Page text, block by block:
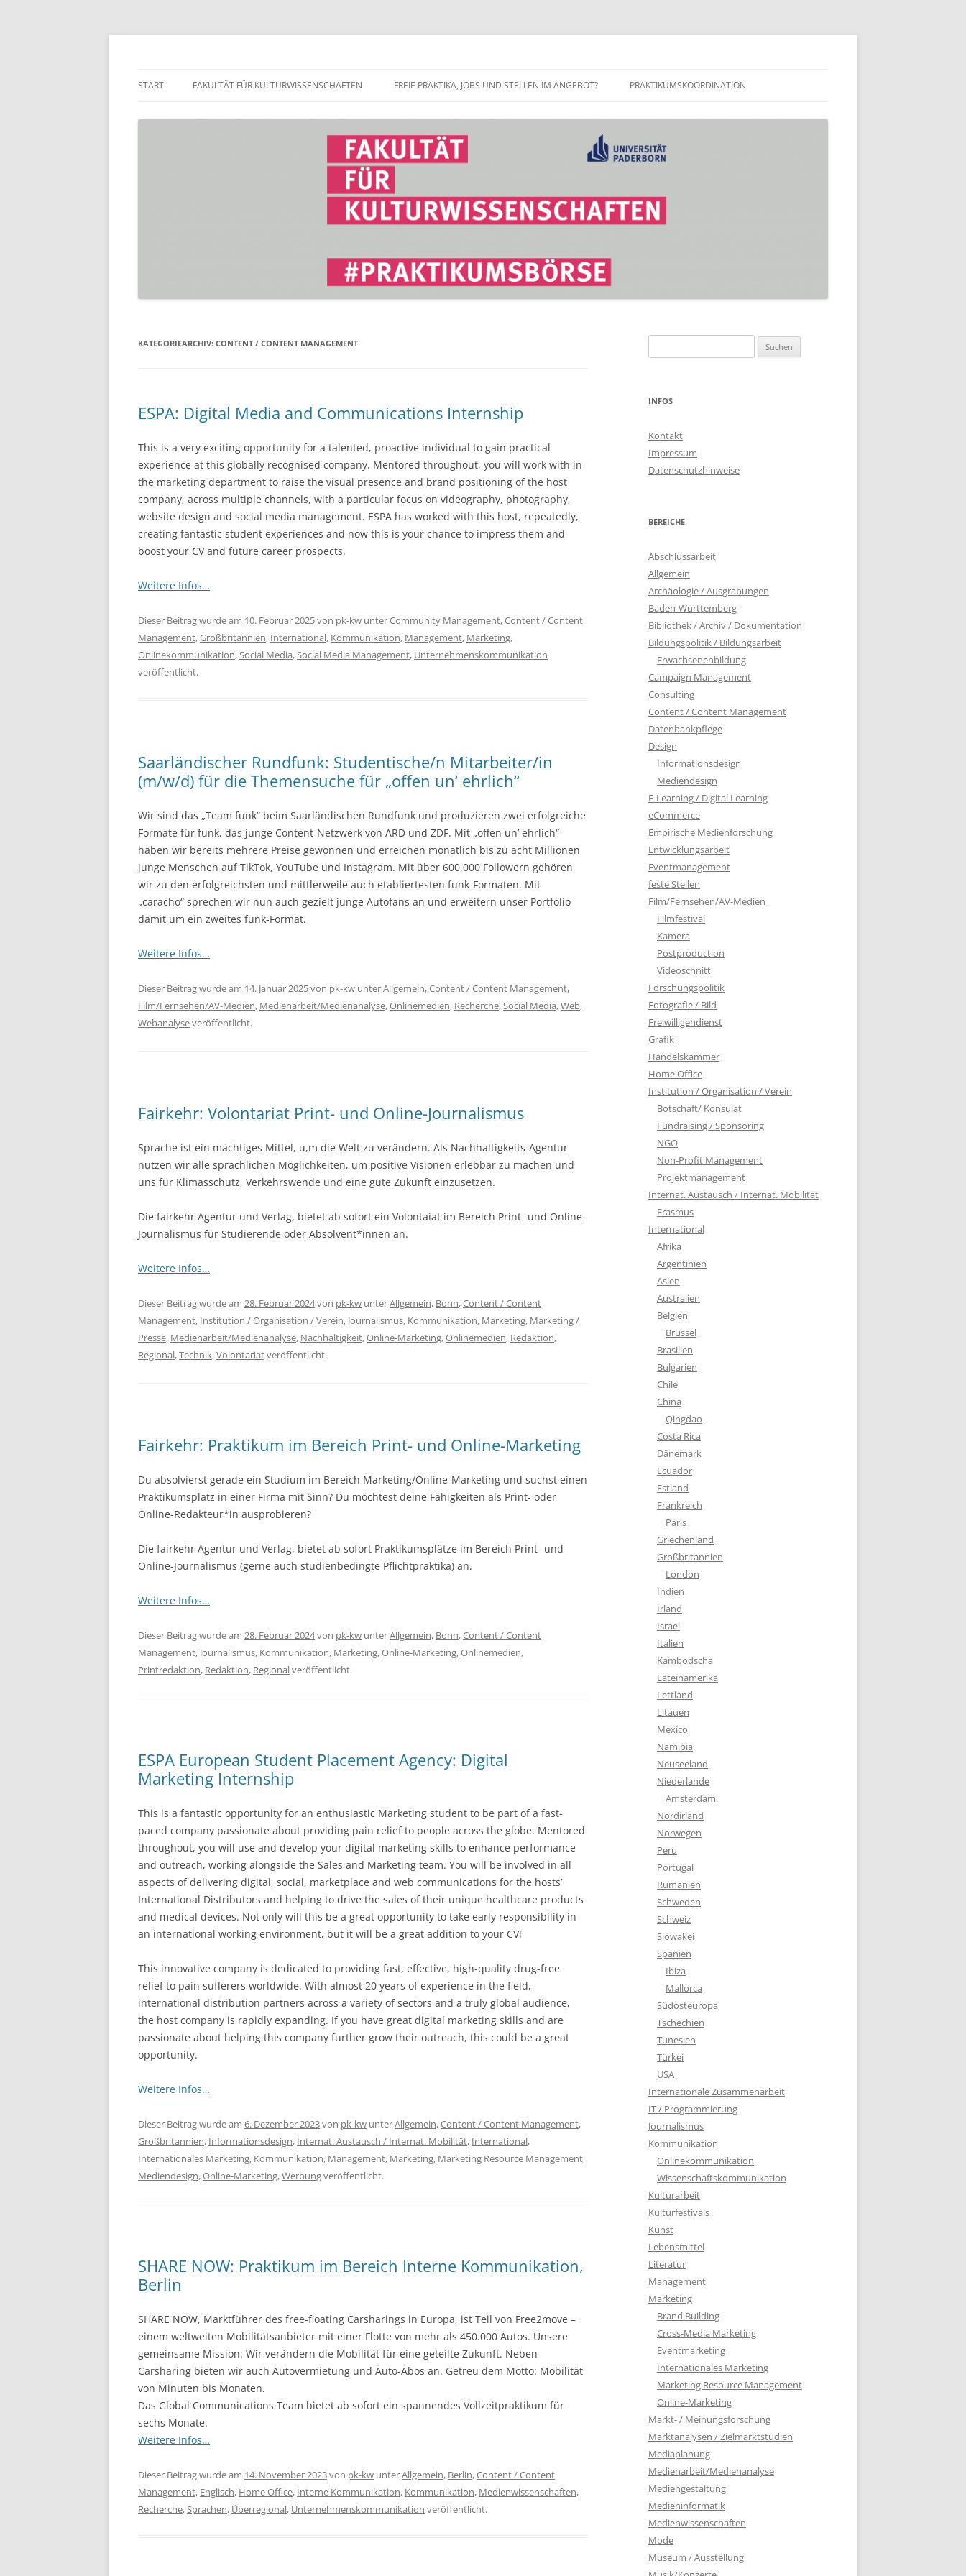
Zum
START FAKULTÄT FÜR KULTURWISSENSCHAFTEN FREIE PRAKTIKA, JOBS UND STELLEN IM ANGEBOT? PRAKTIKUMSKOORDINATION
KATEGORIEARCHIV: CONTENT / CONTENT MANAGEMENT
ESPA: Digital Media and Communications Internship
This is a very exciting opportunity for a talented, proactive individual to gain practical
experience at this globally recognised company. Mentored throughout, you will work with in
the marketing department to raise the visual presence and brand positioning of the host
company, across multiple channels, with a particular focus on videography, photography,
website design and social media management. ESPA has worked with this host, repeatedly,
creating fantastic student experiences and now this is your chance to impress them and
boost your CV and future career prospects.
Weitere Infos…
Dieser Beitrag wurde am 10. Februar 2025von pk-kw unterCommunity Management,Content / Content
Management,Großbritannien, International, Kommunikation, Management, Marketing,
Onlinekommunikation, Social Media, Social Media Management, Unternehmenskommunikation
veröffentlicht.
Saarländischer Rundfunk: Studentische/n Mitarbeiter/in
(m/w/d) für die Themensuche für „offen un‘ ehrlich“
Wir sind das „Team funk“ beim Saarländischen Rundfunk und produzieren zwei erfolgreiche
Formate für funk, das junge Content-Netzwerk von ARD und ZDF. Mit „offen un’ ehrlich“
haben wir bereits mehrere Preise gewonnen und erreichen monatlich bis zu acht Millionen
junge Menschen auf TikTok, YouTube und Instagram. Mit über 600.000 Followern gehören
wir zu den erfolgreichsten und mittlerweile auch etabliertesten funk-Formaten. Mit
„caracho“ sprechen wir nun auch gezielt junge Autofans an und erweitern unser Portfolio
damit um ein zweites funk-Format.
Weitere Infos…
Dieser Beitrag wurde am 14. Januar 2025von pk-kw unterAllgemein,Content / Content Management,
Film/Fernsehen/AV-Medien, Medienarbeit/Medienanalyse,Onlinemedien, Recherche, Social Media,Web,
Webanalyseveröffentlicht.
Fairkehr: Volontariat Print- und Online-Journalismus
Sprache ist ein mächtiges Mittel, u,m die Welt zu verändern. Als Nachhaltigkeits-Agentur
nutzen wir alle sprachlichen Möglichkeiten, um positive Visionen erlebbar zu machen und
uns für Klimasschutz, Verkehrswende und eine gute Zukunft einzusetzen.
Die fairkehr Agentur und Verlag, bietet ab sofort ein Volontaiat im Bereich Print- und Online-
Journalismus für Studierende oder Absolvent*innen an.
Weitere Infos…
Dieser Beitrag wurde am 28. Februar 2024von pk-kw unterAllgemein, Bonn,Content / Content
Management, Institution / Organisation / Verein, Journalismus, Kommunikation, Marketing, Marketing /
Presse, Medienarbeit/Medienanalyse, Nachhaltigkeit,Online-Marketing,Onlinemedien, Redaktion,
Regional,Technik,Volontariatveröffentlicht.
Fairkehr: Praktikum im Bereich Print- und Online-Marketing
Du absolvierst gerade ein Studium im Bereich Marketing/Online-Marketing und suchst einen
Praktikumsplatz in einer Firma mit Sinn? Du möchtest deine Fähigkeiten als Print- oder
Online-Redakteur*in ausprobieren?
Die fairkehr Agentur und Verlag, bietet ab sofort Praktikumsplätze im Bereich Print- und
Online-Journalismus (gerne auch studienbedingte Pflichtpraktika) an.
Weitere Infos…
Dieser Beitrag wurde am 28. Februar 2024von pk-kw unterAllgemein, Bonn,Content / Content
Management, Journalismus, Kommunikation, Marketing,Online-Marketing,Onlinemedien,
Printredaktion, Redaktion, Regionalveröffentlicht.
ESPA European Student Placement Agency: Digital
Marketing Internship
This is a fantastic opportunity for an enthusiastic Marketing student to be part of a fast-
paced company passionate about providing pain relief to people across the globe. Mentored
throughout, you will use and develop your digital marketing skills to enhance performance
and outreach, working alongside the Sales and Marketing team. You will be involved in all
aspects of delivering digital, social, marketplace and web communications for the hosts’
International Distributors and helping to drive the sales of their unique healthcare products
and medical devices. Not only will this be a great opportunity to take early responsibility in
an international working environment, but it will be a great addition to your CV!
This innovative company is dedicated to providing fast, effective, high-quality drug-free
relief to pain sufferers worldwide. With almost 20 years of experience in the field,
international distribution partners across a variety of sectors and a truly global audience,
the host company is rapidly expanding. If you have great digital marketing skills and are
passionate about helping this company further grow their outreach, this could be a great
opportunity.
Weitere Infos…
Dieser Beitrag wurde am 6. Dezember 2023von pk-kw unterAllgemein,Content / Content Management,
Großbritannien, Informationsdesign, Internat. Austausch / Internat. Mobilität, International,
Internationales Marketing, Kommunikation, Management, Marketing, Marketing Resource Management,
Mediendesign,Online-Marketing,Werbungveröffentlicht.
SHARE NOW: Praktikum im Bereich Interne Kommunikation,
Berlin
SHARE NOW, Marktführer des free-floating Carsharings in Europa, ist Teil von Free2move –
einem weltweiten Mobilitätsanbieter mit einer Flotte von mehr als 450.000 Autos. Unsere
gemeinsame Mission: Wir verändern die Mobilität für eine geteilte Zukunft. Neben
Carsharing bieten wir auch Autovermietung und Auto-Abos an. Getreu dem Motto: Mobilität
von Minuten bis Monaten.
Das Global Communications Team bietet ab sofort ein spannendes Vollzeitpraktikum für
sechs Monate.
Weitere Infos…
Dieser Beitrag wurde am 14. November 2023von pk-kw unterAllgemein, Berlin,Content / Content
Management, Englisch, Home Office, Interne Kommunikation, Kommunikation, Medienwissenschaften,
Recherche, Sprachen, Überregional, Unternehmenskommunikation veröffentlicht.
nach:
INFOS
Kontakt
Impressum
Datenschutzhinweise
BEREICHE
Abschlussarbeit
Allgemein
Archäologie / Ausgrabungen
Baden-Württemberg
Bibliothek / Archiv / Dokumentation
Bildungspolitik / Bildungsarbeit
Erwachsenenbildung
Campaign Management
Consulting
Content / Content Management
Datenbankpflege
Design
Informationsdesign
Mediendesign
E-Learning / Digital Learning
eCommerce
Empirische Medienforschung
Entwicklungsarbeit
Eventmanagement
feste Stellen
Film/Fernsehen/AV-Medien
Filmfestival
Kamera
Postproduction
Videoschnitt
Forschungspolitik
Fotografie / Bild
Freiwilligendienst
Grafik
Handelskammer
Home Office
Institution / Organisation / Verein
Botschaft/ Konsulat
Fundraising / Sponsoring
NGO
Non-Profit Management
Projektmanagement
Internat. Austausch / Internat. Mobilität
Erasmus
International
Afrika
Argentinien
Asien
Australien
Belgien
Brüssel
Brasilien
Bulgarien
Chile
China
Qingdao
Costa Rica
Dänemark
Ecuador
Estland
Frankreich
Paris
Griechenland
Großbritannien
London
Indien
Irland
Israel
Italien
Kambodscha
Lateinamerika
Lettland
Litauen
Mexico
Namibia
Neuseeland
Niederlande
Amsterdam
Nordirland
Norwegen
Peru
Portugal
Rumänien
Schweden
Schweiz
Slowakei
Spanien
Ibiza
Mallorca
Südosteuropa
Tschechien
Tunesien
Türkei
USA
Internationale Zusammenarbeit
IT / Programmierung
Journalismus
Kommunikation
Onlinekommunikation
Wissenschaftskommunikation
Kulturarbeit
Kulturfestivals
Kunst
Lebensmittel
Literatur
Management
Marketing
Brand Building
Cross-Media Marketing
Eventmarketing
Internationales Marketing
Marketing Resource Management
Online-Marketing
Markt- / Meinungsforschung
Marktanalysen / Zielmarktstudien
Mediaplanung
Medienarbeit/Medienanalyse
Mediengestaltung
Medieninformatik
Medienwissenschaften
Mode
Museum / Ausstellung